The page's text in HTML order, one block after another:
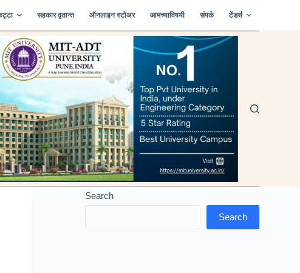
सहकार वृतान्त ऑनलाइन स्टोअर आमच्याविषयी संपर्क टेंडर्स
Search
Search